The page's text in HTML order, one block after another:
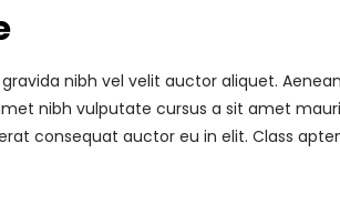
nibh vel velit auctor aliquet.
nibh vulputate cursus a sit amet
consequat auctor eu in elit. Class